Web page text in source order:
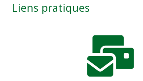
Liens pratiques